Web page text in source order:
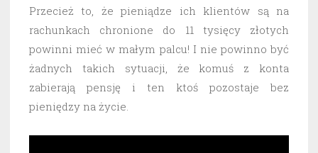
Przecież to, że pieniądze ich klientów są na
rachunkach chronione do 11 tysięcy złotych
powinni mieć w małym palcu! I nie powinno być
żadnych takich sytuacji, że komuś z konta
zabierają pensję i ten ktoś pozostaje bez
pieniędzy na życie.